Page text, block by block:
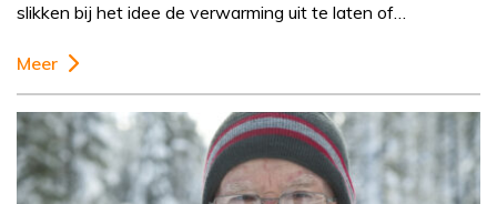
slikken bij het idee de verwarming uit te laten of…
Meer